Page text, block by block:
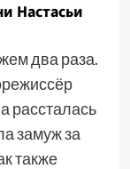
Настасьи
два раза.
рассталась
замуж за
также